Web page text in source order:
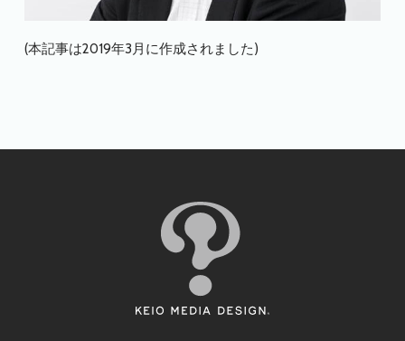
(本記事は2019年3月に作成されました)